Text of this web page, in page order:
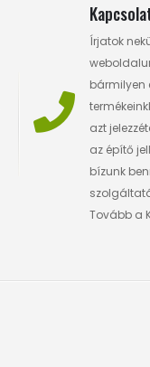
Írjatok
bármilyen
azt
az építő
bízunk
Tovább a